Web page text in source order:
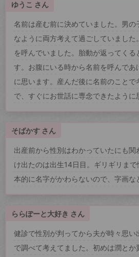
ゆうこ さん
名前は産む前に決めていました。男の
なように両方考えて過ごしていまし
を呼んでいました。胎動が返ってく
す。お腹にいる時から名前を呼んであ
に思います。産んだ後に名前のこと
で、すぐにお世話に専念できたように
そばかす さん
出産前から性別はわかっていたにも
け出たのは出生14日目。ギリギリま
本的に名字がかわらないので、字画な
ららぽーと大好き さん
健診で性別が判ってから夫が時々思い
で調べて考えてました。初めは潤とか